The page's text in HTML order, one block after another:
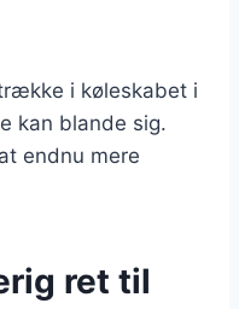
i køleskabet i
kan blande sig.
endnu mere
ret til